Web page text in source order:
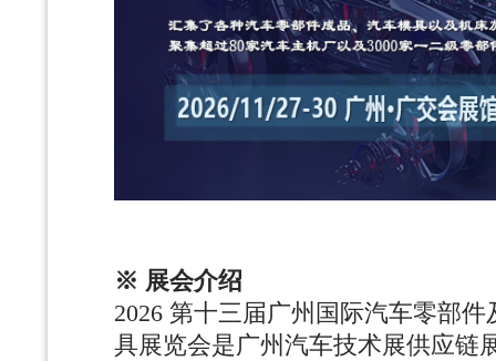
※ 展会介绍
2026 第十三届广州国际汽车零部
具展览会是广州汽车技术展供应链